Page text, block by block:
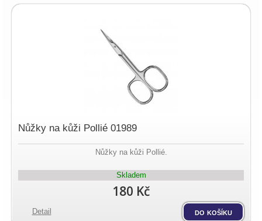
Nůžky na kůži Pollié 01989
Nůžky na kůži Pollié.
Skladem
180 Kč
Detail do košíku